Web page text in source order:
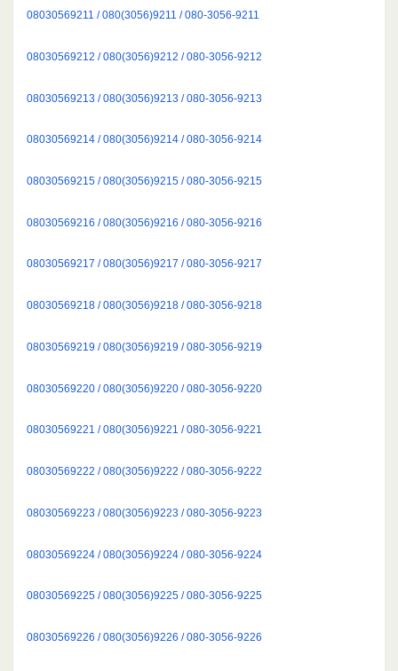
08030569211 / 080(3056)9211 / 080-3056-9211
08030569212 / 080(3056)9212 / 080-3056-9212
08030569213 / 080(3056)9213 / 080-3056-9213
08030569214 / 080(3056)9214 / 080-3056-9214
08030569215 / 080(3056)9215 / 080-3056-9215
08030569216 / 080(3056)9216 / 080-3056-9216
08030569217 / 080(3056)9217 / 080-3056-9217
08030569218 / 080(3056)9218 / 080-3056-9218
08030569219 / 080(3056)9219 / 080-3056-9219
08030569220 / 080(3056)9220 / 080-3056-9220
08030569221 / 080(3056)9221 / 080-3056-9221
08030569222 / 080(3056)9222 / 080-3056-9222
08030569223 / 080(3056)9223 / 080-3056-9223
08030569224 / 080(3056)9224 / 080-3056-9224
08030569225 / 080(3056)9225 / 080-3056-9225
08030569226 / 080(3056)9226 / 080-3056-9226